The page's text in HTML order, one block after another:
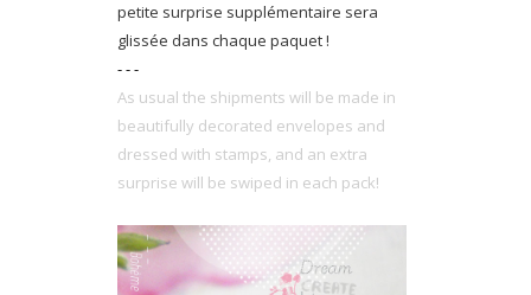
petite surprise supplémentaire sera
glissée dans chaque paquet !
- - -
As usual the shipments will be made in
beautifully decorated envelopes and
dressed with stamps, and an extra
surprise will be swiped in each pack!